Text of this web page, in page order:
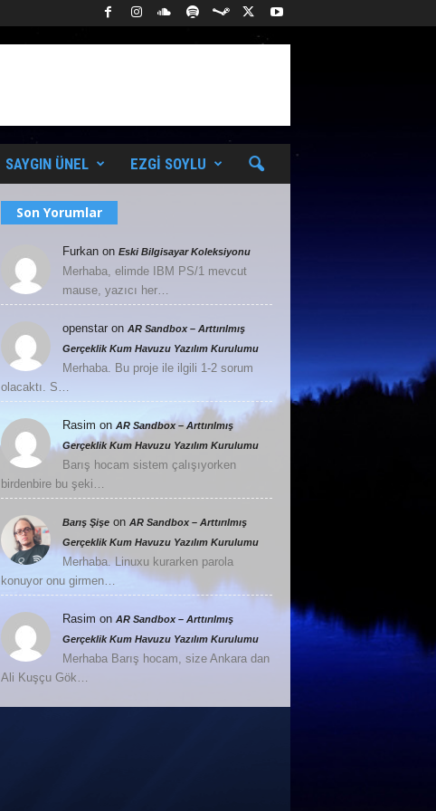
SAYGIN ÜNEL EZGI SOYLU
Son Yorumlar
Furkan on Eski Bilgisayar Koleksiyonu
Merhaba, elimde IBM PS/1 mevcut
mause, yazıcı her…
openstar on AR Sandbox – Arttırılmış
Gerçeklik Kum Havuzu Yazılım Kurulumu
Merhaba. Bu proje ile ilgili 1-2 sorum
olacaktı. S…
Rasim on AR Sandbox – Arttırılmış
Gerçeklik Kum Havuzu Yazılım Kurulumu
Barış hocam sistem çalışıyorken
birdenbire bu şeki…
Barış Şişe on AR Sandbox – Arttırılmış
Gerçeklik Kum Havuzu Yazılım Kurulumu
Merhaba. Linuxu kurarken parola
konuyor onu girmen…
Rasim on AR Sandbox – Arttırılmış
Gerçeklik Kum Havuzu Yazılım Kurulumu
Merhaba Barış hocam, size Ankara dan
Ali Kuşçu Gök…